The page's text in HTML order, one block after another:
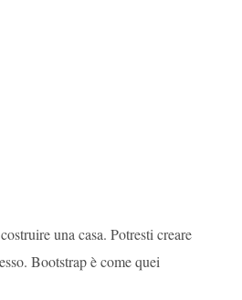
una casa. Potresti creare
Bootstrap è come quei